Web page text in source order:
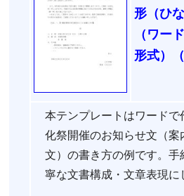
形（ひ
（ワー
形式）（
本テンプレートはワード
化祭開催のお知らせ文（
文）の書き方の例です。
寧な文書構成・文章表現に